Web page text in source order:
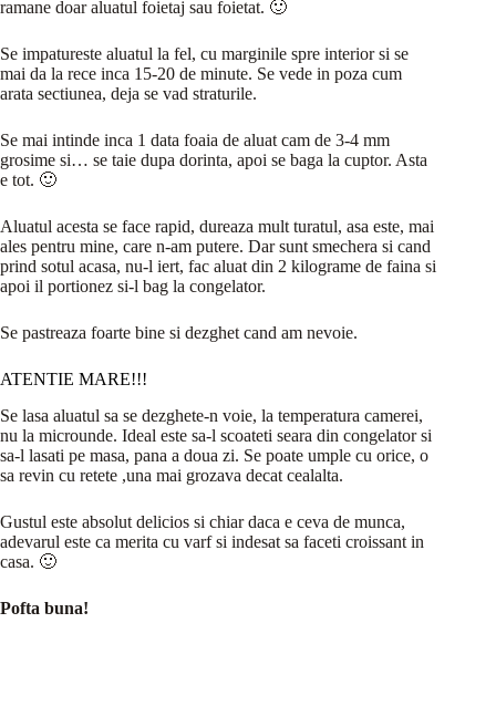
ramane doar aluatul foietaj sau foietat. 🙂
Se impatureste aluatul la fel, cu marginile spre interior si se
mai da la rece inca 15-20 de minute. Se vede in poza cum
arata sectiunea, deja se vad straturile.
Se mai intinde inca 1 data foaia de aluat cam de 3-4 mm
grosime si… se taie dupa dorinta, apoi se baga la cuptor. Asta
e tot. 🙂
Aluatul acesta se face rapid, dureaza mult turatul, asa este, mai
ales pentru mine, care n-am putere. Dar sunt smechera si cand
prind sotul acasa, nu-l iert, fac aluat din 2 kilograme de faina si
apoi il portionez si-l bag la congelator.
Se pastreaza foarte bine si dezghet cand am nevoie.
ATENTIE MARE!!!
Se lasa aluatul sa se dezghete-n voie, la temperatura camerei,
nu la microunde. Ideal este sa-l scoateti seara din congelator si
sa-l lasati pe masa, pana a doua zi. Se poate umple cu orice, o
sa revin cu retete ,una mai grozava decat cealalta.
Gustul este absolut delicios si chiar daca e ceva de munca,
adevarul este ca merita cu varf si indesat sa faceti croissant in
casa. 🙂
Pofta buna!